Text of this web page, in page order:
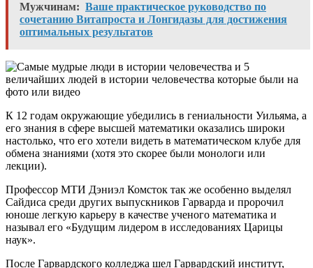
Мужчинам: Ваше практическое руководство по
сочетанию Витапроста и Лонгидазы для достижения
оптимальных результатов
К 12 годам окружающие убедились в гениальности Уильяма, а
его знания в сфере высшей математики оказались широки
настолько, что его хотели видеть в математическом клубе для
обмена знаниями (хотя это скорее были монологи или
лекции).
Профессор МТИ Дэниэл Комсток так же особенно выделял
Сайдиса среди других выпускников Гарварда и пророчил
юноше легкую карьеру в качестве ученого математика и
называл его «Будущим лидером в исследованиях Царицы
наук».
После Гарвардского колледжа шел Гарвардский институт,